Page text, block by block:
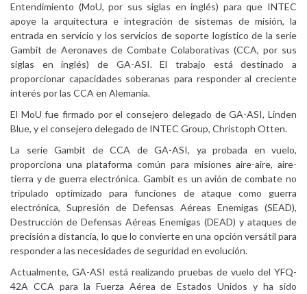
Entendimiento (MoU, por sus siglas en inglés) para que INTEC
apoye la arquitectura e integración de sistemas de misión, la
entrada en servicio y los servicios de soporte logístico de la serie
Gambit de Aeronaves de Combate Colaborativas (CCA, por sus
siglas en inglés) de GA-ASI. El trabajo está destinado a
proporcionar capacidades soberanas para responder al creciente
interés por las CCA en Alemania.
El MoU fue firmado por el consejero delegado de GA-ASI, Linden
Blue, y el consejero delegado de INTEC Group, Christoph Otten.
La serie Gambit de CCA de GA-ASI, ya probada en vuelo,
proporciona una plataforma común para misiones aire-aire, aire-
tierra y de guerra electrónica. Gambit es un avión de combate no
tripulado optimizado para funciones de ataque como guerra
electrónica, Supresión de Defensas Aéreas Enemigas (SEAD),
Destrucción de Defensas Aéreas Enemigas (DEAD) y ataques de
precisión a distancia, lo que lo convierte en una opción versátil para
responder a las necesidades de seguridad en evolución.
Actualmente, GA-ASI está realizando pruebas de vuelo del YFQ-
42A CCA para la Fuerza Aérea de Estados Unidos y ha sido